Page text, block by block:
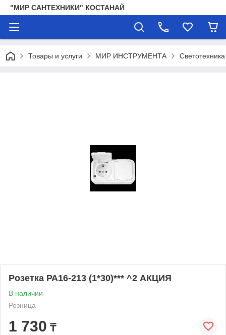
"МИР САНТЕХНИКИ" КОСТАНАЙ
Товары и услуги МИР ИНСТРУМЕНТА Светотехника
Розетка РА16-213 (1*30)*** ^2 АКЦИЯ
В наличии
Розница
1 730 ₸